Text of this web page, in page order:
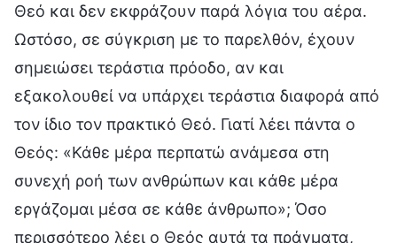
Θεό και δεν εκφράζουν παρά λόγια του αέρα.
Ωστόσο, σε σύγκριση με το παρελθόν, έχουν
σημειώσει τεράστια πρόοδο, αν και
εξακολουθεί να υπάρχει τεράστια διαφορά από
τον ίδιο τον πρακτικό Θεό. Γιατί λέει πάντα ο
Θεός: «Κάθε μέρα περπατώ ανάμεσα στη
συνεχή ροή των ανθρώπων και κάθε μέρα
εργάζομαι μέσα σε κάθε άνθρωπο»; Όσο
περισσότερο λέει ο Θεός αυτά τα πράγματα,